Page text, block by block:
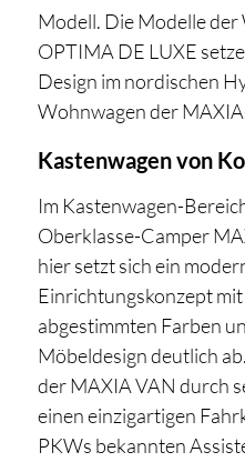
Modell. Die Modelle
OPTIMA DE LUXE
Design im nordischen
Wohnwagen der
Kastenwagen von
Im Kastenwagen-
Oberklasse-Camper
hier setzt sich ein
Einrichtungskonzept
abgestimmten Farben
Möbeldesign deutlich
der MAXIA VAN durch
einen einzigartigen
PKWs bekannten